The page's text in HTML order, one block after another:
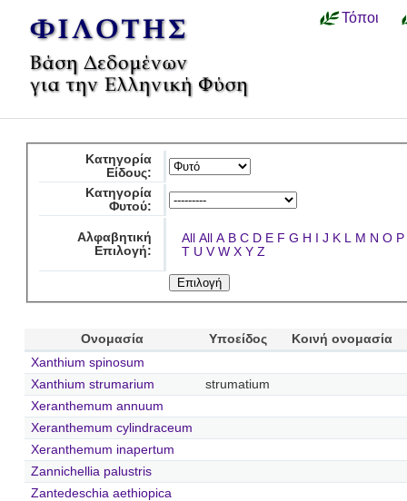
Τόποι
Κατηγορία
Είδους:
Κατηγορία
Φυτού:
Αλφαβητική
Επιλογή:
All All A B C D E F G H I J K L M N O P
T U V W X Y Z
Ονομασία Υποείδος
Κοινή ονομασία
Xanthium spinosum
Xanthium strumarium
strumatium
Xeranthemum annuum
Xeranthemum cylindraceum
Xeranthemum inapertum
Zannichellia palustris
Zantedeschia aethiopica